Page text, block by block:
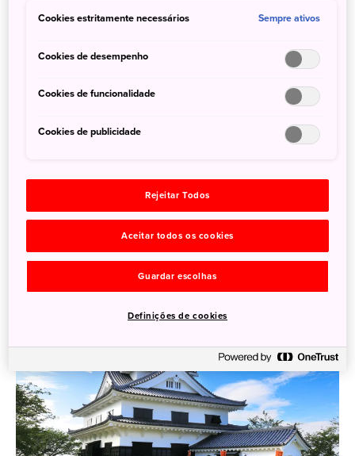
O parque adjacente é um famoso local de floradas de
Como chegar
Chegue no Castelo de Tateyama de trem e ônibus.
JR ou Nitto Bus com destino à Base Aérea JMSDF
Tateyama (Tateyama Kokutai). Desça na parada de ônibus
Shiroyama Koen-mae e caminhe cerca de cinco minutos.
Cookies estritamente necessários Sempre ativos
Cookies de desempenho
Cookies de funcionalidade
Cookies de publicidade
Rejeitar Todos
Aceitar todos os cookies
Guardar escolhas
Definições de cookies